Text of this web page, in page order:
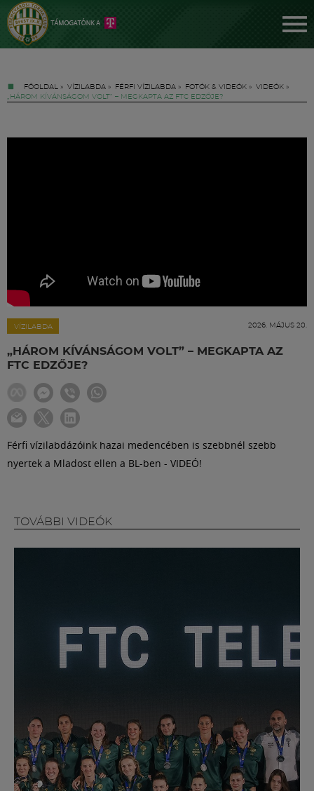
FŐOLDAL » VÍZILABDA » FÉRFI VÍZILABDA » FOTÓK & VIDEÓK » VIDEÓK »
„HÁROM KÍVÁNSÁGOM VOLT” – MEGKAPTA AZ FTC EDZŐJE?
VÍZILABDA 2026. MÁJUS 20.
„HÁROM KÍVÁNSÁGOM VOLT” – MEGKAPTA AZ
FTC EDZŐJE?
Férfi vízilabdázóink hazai medencében is szebbnél szebb
nyertek a Mladost ellen a BL-ben - VIDEÓ!
TOVÁBBI VIDEÓK
Hírek
Labdarúgás
Szakosztályok
Meccscenter
Klub
Múzeum